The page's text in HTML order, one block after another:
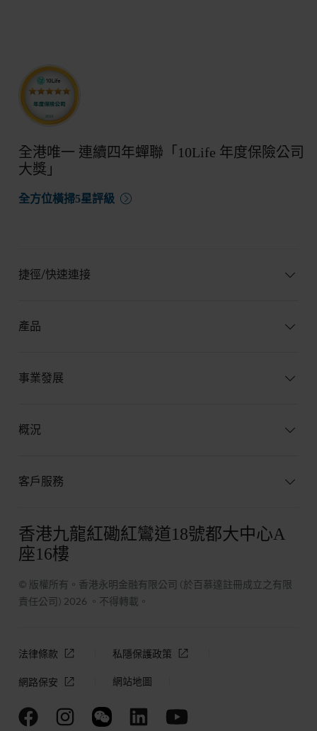
全港唯一 連續四年蟬聯「10Life 年度保險公司
大獎」
全方位橫掃5星評級
捷徑/快速連接
產品
事業發展
概況
客戶服務
香港九龍紅磡紅鸞道18號都大中心A
座16樓
© 版權所有。香港永明金融有限公司 (於百慕達註冊成立之有限
責任公司) 2026 。不得轉載。
法律條款 私隱保護政策
網路保安 網站地圖